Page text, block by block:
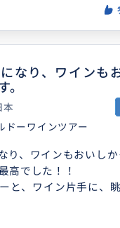
なり、ワインも
。
本
ドーワインツアー
り、ワインもおいしか
高でした！！
と、ワイン片手に、